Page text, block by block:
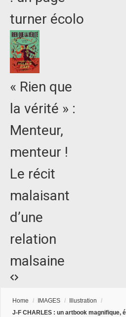
turner écolo
« Rien que
la vérité » :
Menteur,
menteur !
Le récit
malaisant
d’une
relation
malsaine
Home / IMAGES / Illustration
/
J-F CHARLES : un artbook magnifique,